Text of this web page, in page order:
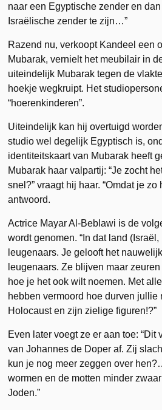
naar een Egyptische zender en
Israëlische zender te zijn…”
Razend nu, verkoopt Kandeel een
Mubarak, vernielt het meubilair in
uiteindelijk Mubarak tegen de
hoekje wegkruipt. Het
“hoerenkinderen”.
Uiteindelijk kan hij overtuigd
studio wel degelijk Egyptisch is,
identiteitskaart van Mubarak heeft
Mubarak haar valpartij: “Je zocht
snel?” vraagt hij haar. “Omdat je zo
antwoord.
Actrice Mayar Al-Beblawi is de
wordt genomen. “In dat land
leugenaars. Je gelooft het
leugenaars. Ze blijven maar
hoe je het ook wilt noemen. Met
hebben vermoord hoe durven jullie
Holocaust en zijn zielige figuren!?”
Even later voegt ze er aan toe: “Dit
van Johannes de Doper af. Zij
kun je nog meer zeggen over
wormen en de motten minder
Joden.”